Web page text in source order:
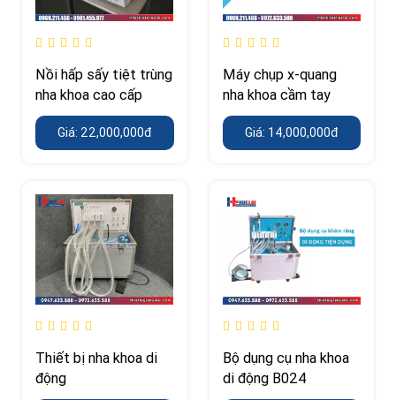
Nồi hấp sấy tiệt trùng
nha khoa cao cấp
Giá: 22,000,000đ
Máy chụp x-quang
nha khoa cầm tay
Giá: 14,000,000đ
Thiết bị nha khoa di
động
Bộ dụng cụ nha khoa
di động B024